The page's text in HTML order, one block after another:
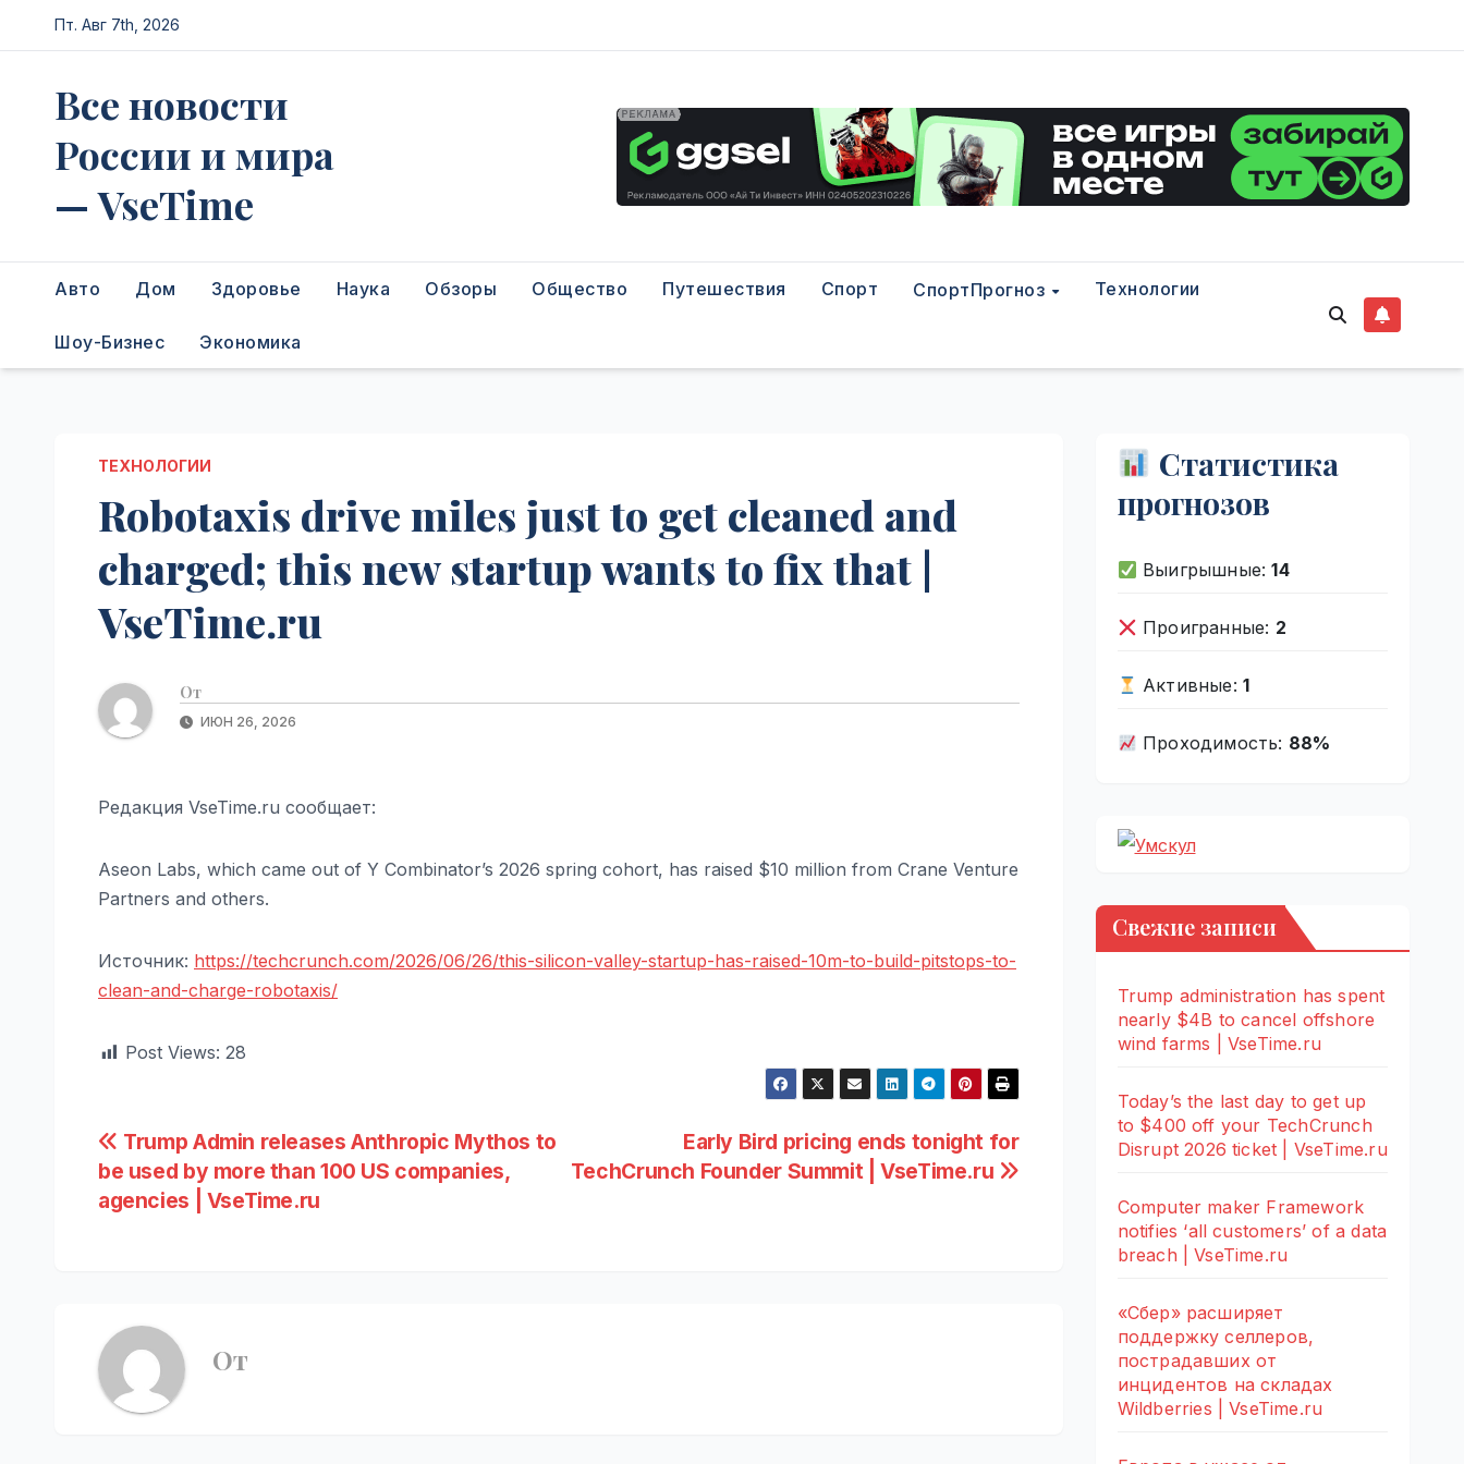
Перейти
к
Пт. Авг 7th, 2026
Все новости
России и мира
— VseTime
Авто Дом Здоровье Наука Обзоры Общество Путешествия Спорт СпортПрогноз Технологии
Шоу-Бизнес Экономика
ТЕХНОЛОГИИ
Robotaxis drive miles just to get cleaned and
charged; this new startup wants to fix that |
VseTime.ru
От
ИЮН 26, 2026
Редакция VseTime.ru сообщает:
Aseon Labs, which came out of Y Combinator’s 2026 spring cohort, has raised $10 million from Crane Venture
Partners and others.
Источник: https://techcrunch.com/2026/06/26/this-silicon-valley-startup-has-raised-10m-to-build-pitstops-to-
clean-and-charge-robotaxis/
Post Views: 28
Навигация
по
Early Bird pricing ends tonight for
TechCrunch Founder Summit | VseTime.ru
Trump Admin releases Anthropic Mythos to
be used by more than 100 US companies,
agencies | VseTime.ru
От
Статистика
прогнозов
Выигрышные:14
Проигранные: 2
Активные: 1
Проходимость: 88%
Свежие записи
Trump administration has spent
nearly $4B to cancel offshore
wind farms | VseTime.ru
Today’s the last day to get up
to $400 off your TechCrunch
Disrupt 2026 ticket | VseTime.ru
Computer maker Framework
notifies ‘all customers’ of a data
breach | VseTime.ru
«Сбер» расширяет
поддержку селлеров,
пострадавших от
инцидентов на складах
Wildberries | VseTime.ru